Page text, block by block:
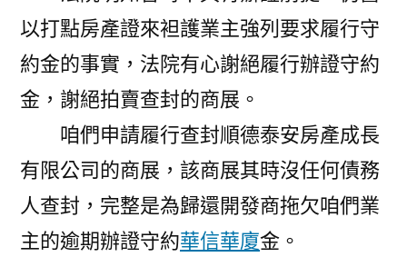
以打點房產證來袒護業主強列要求履行守
約金的事實，法院有心謝絕履行辦證守約
金，謝絕拍賣查封的商展。
咱們申請履行查封順德泰安房產成長
有限公司的商展，該商展其時沒任何債務
人查封，完整是為歸還開發商拖欠咱們業
主的逾期辦證守約華信華廈金。